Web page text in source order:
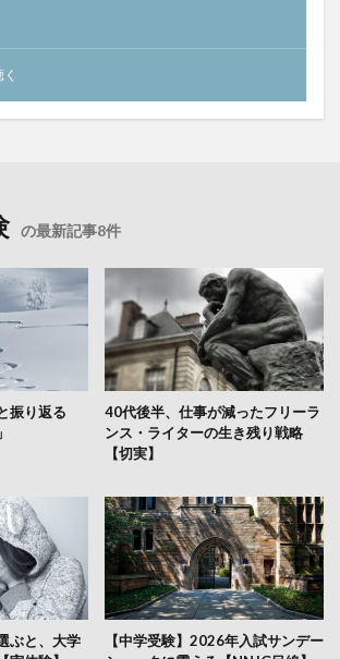
の最新記事8件
振り返る
40代後半、仕事が減ったフリーラ
ンス・ライターの生き残り戦略
【切実】
ぶと、大学
【中学受験】2026年入試サンデー